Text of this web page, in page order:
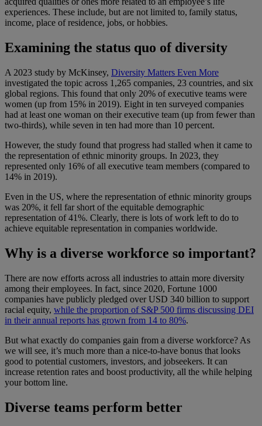
experiences. These include, but are not limited to, family status,
income, place of residence, jobs, or hobbies.
Examining the status quo of diversity
A 2023 study by McKinsey, Diversity Matters Even More
investigated the topic across 1,265 companies, 23 countries, and six
global regions. This found that only 20% of executive teams were
women (up from 15% in 2019). Eight in ten surveyed companies
had at least one woman on their executive team (up from fewer than
two-thirds), while seven in ten had more than 10 percent.
However, the study found that progress had stalled when it came to
the representation of ethnic minority groups. In 2023, they
represented only 16% of all executive team members (compared to
14% in 2019).
Even in the US, where the representation of ethnic minority groups
was 20%, it fell far short of the equitable demographic
representation of 41%. Clearly, there is lots of work left to do to
achieve equitable representation in companies worldwide.
Why is a diverse workforce so important?
There are now efforts across all industries to attain more diversity
among their employees. In fact, since 2020, Fortune 1000
companies have publicly pledged over USD 340 billion to support
racial equity, while the proportion of S&P 500 firms discussing DEI
in their annual reports has grown from 14 to 80%.
But what exactly do companies gain from a diverse workforce? As
we will see, it’s much more than a nice-to-have bonus that looks
good to potential customers, investors, and jobseekers. It can
increase retention rates and boost productivity, all the while helping
your bottom line.
Diverse teams perform better